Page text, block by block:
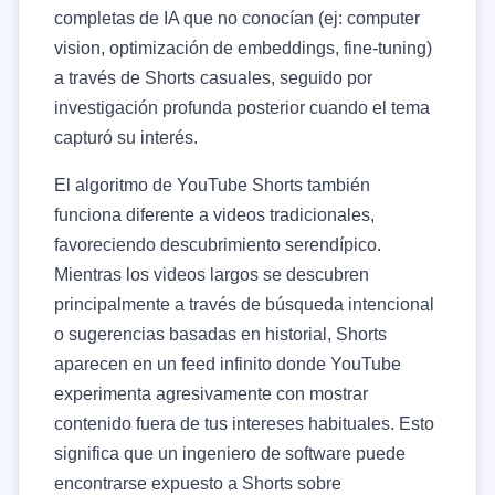
completas de IA que no conocían (ej: computer
vision, optimización de embeddings, fine-tuning)
a través de Shorts casuales, seguido por
investigación profunda posterior cuando el tema
capturó su interés.
El algoritmo de YouTube Shorts también
funciona diferente a videos tradicionales,
favoreciendo descubrimiento serendípico.
Mientras los videos largos se descubren
principalmente a través de búsqueda intencional
o sugerencias basadas en historial, Shorts
aparecen en un feed infinito donde YouTube
experimenta agresivamente con mostrar
contenido fuera de tus intereses habituales. Esto
significa que un ingeniero de software puede
encontrarse expuesto a Shorts sobre